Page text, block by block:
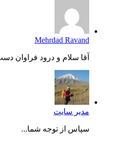
Mehrdad Ravand
آقا سلام و درود فراوان
مدیر سایت
سپاس از توجه شما...